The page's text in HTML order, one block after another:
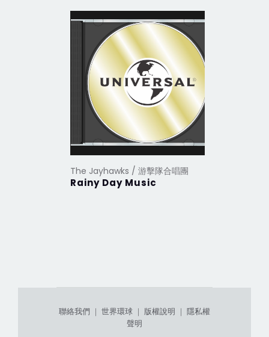
The Jayhawks / 游擊隊合唱團
Rainy Day Music
聯絡我們 ｜ 世界環球 ｜ 版權說明 ｜ 隱私權
聲明